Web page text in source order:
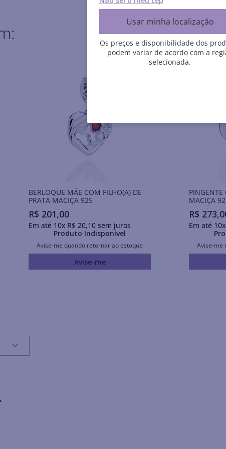
BERLOQUE MÃE COM FILHO(A) DE
PRATA MACIÇA 925
R$ 201,00
Em até 10x R$ 20,10 sem juros
Produto Indisponível
Avise-me quando retornar ao estoque
Avise-me
PINGENTE
MACIÇA
R$ 273,
Em até 10x
Avise-me
Usar minha localização
Os preços e disponibilidade dos
podem variar de acordo com a
selecionada.